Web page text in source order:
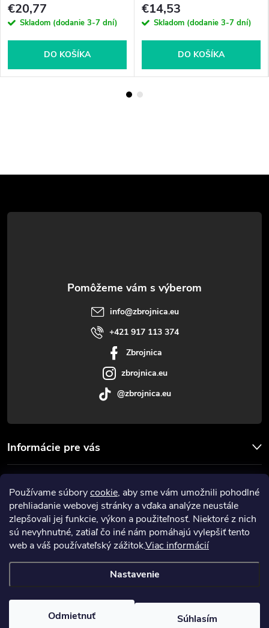
Používame súborycookie, aby sme vám umožnili pohodlné
prehliadanie webovej stránky a vďaka analýze neustále
zlepšovali jej funkcie, výkon a použiteľnosť. Niektoré z nich
sú nevyhnutné, zatiaľ čo iné nám pomáhajú vylepšiť tento
web a váš používateľský zážitok.Viac informácií
Nastavenie
Odmietnuť Súhlasím
€20,77
Skladom (dodanie 3-7 dní)
DO KOŠÍKA
€14,53
Skladom (dodanie 3-7 dní)
DO KOŠÍKA
á
Informácie pre vás
Prijímame online platby
info@zbrojnica.eu
+421 917 113 374
Zbrojnica
zbrojnica.eu
@zbrojnica.eu
cookies